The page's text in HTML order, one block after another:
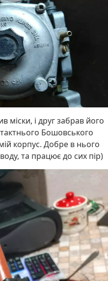
міски, і друг забрав його
Бошовського
корпус. Добре в нього
та працює до сих пір)